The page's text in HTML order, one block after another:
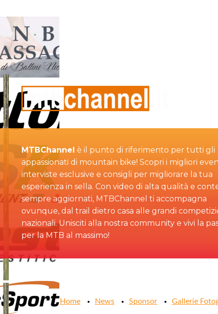
MTBChannel è il punto di riferimento per tutti gli
appassionati di mountain bike! Scopri i migliori
interviste esclusive e consigli per migliorare la tua
esperienza in sella. Con video di alta qualità e
sempre aggiornati, MTBChannel ti accompagna
ovunque, dal trail dietro casa alle grandi
nazionali. Unisciti alla nostra community e vivi la
per la MTB al massimo!
Home News Sponsor Gallerie